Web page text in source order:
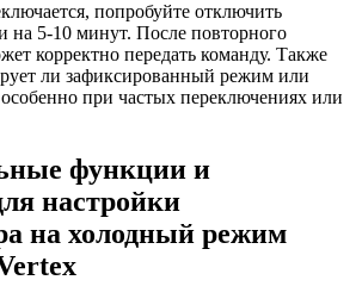
попробуйте отключить
на 5-10 минут. После повторного
корректно передать команду. Также
ли зафиксированный режим или
при частых переключениях или
функции и
настройки
на холодный режим